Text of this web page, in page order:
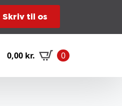
Skriv til os
0,00 kr. 0